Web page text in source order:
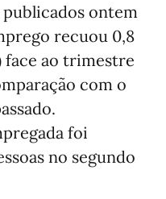
ontem
recuou 0,8
face ao trimestre
com o
foi
no segundo